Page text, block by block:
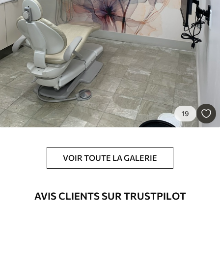
Premium
9.73$5.84/sq ft
Vinyle Premium
11 .18$ .71/sq ft
Peel and Stick
14.67$8.80 /sq ft
19
VOIR TOUTE LA GALERIE
AVIS CLIENTS SUR TRUSTPILOT